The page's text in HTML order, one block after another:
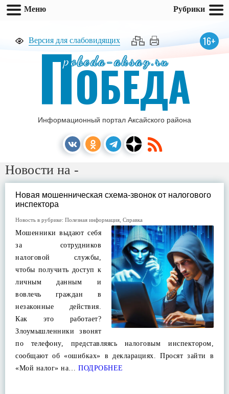
Версия для слабовидящих 16+
pobeda-aksay.ru
ПОБЕДА
Информационный портал Аксайского района
Новости на -
Новая мошенническая схема-звонок от налогового
инспектора
Новость в рубрике: Полезная информация Справка
Мошенники выдают себя
за сотрудников
налоговой службы,
чтобы получить доступ к
личным данным и
вовлечь граждан в
незаконные действия.
Как это работает?
Злоумышленники звонят
по телефону, представляясь налоговым инспектором,
сообщают об «ошибках» в декларациях. Просят зайти в
«Мой налог» на… ПОДРОБНЕЕ
Меню Рубрики